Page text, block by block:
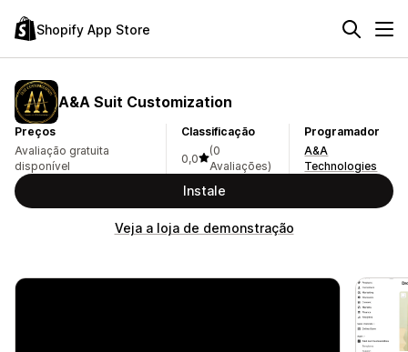
Shopify App Store
A&A Suit Customization
Preços
Avaliação gratuita
disponível
Classificação
0,0
(0
Avaliações)
Programador
A&A
Technologies
Instale
Veja a loja de demonstração